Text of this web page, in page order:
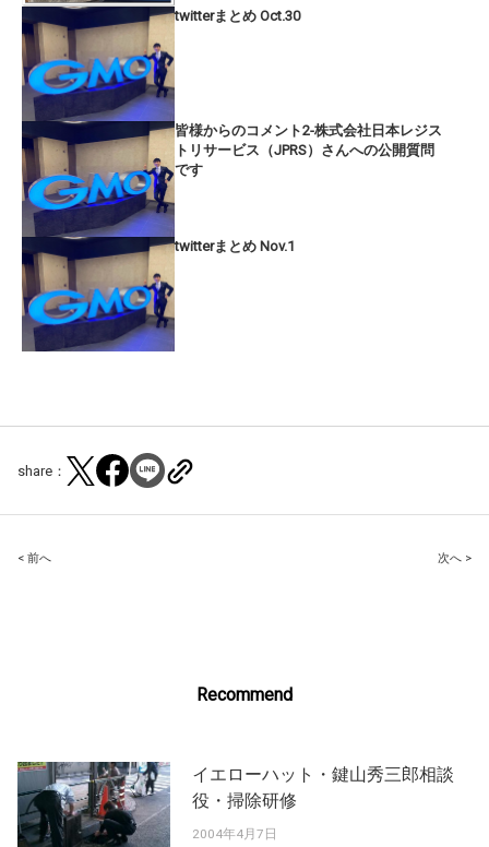
twitterまとめ Oct.30
皆様からのコメント2-株式会社日本レジス
トリサービス（JPRS）さんへの公開質問
です
twitterまとめ Nov.1
share：
Post
< 前へ 次へ >
Recommend
イエローハット・鍵山秀三郎相談
役・掃除研修
2004年4月7日